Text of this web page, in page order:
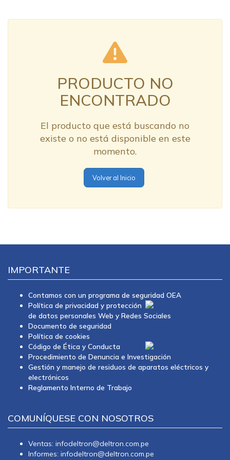
PRODUCTO NO
ENCONTRADO
El producto que está buscando no
existe o no está disponible en este
momento.
Volver al Inicio
IMPORTANTE
Contamos con un programa de seguridad OEA
Política de privacidad y protección
de datos personales Web y Redes Sociales
Documento de seguridad
Política de cookies
Código de Ética y Conducta
Procedimiento de Denuncia e Investigación
Gestión y manejo de residuos de aparatos eléctricos y
electrónicos
Reglamento Interno de Trabajo
COMUNÍQUESE CON NOSOTROS
Ventas: infodeltron@deltron.com.pe
Informes: infodeltron@deltron.com.pe